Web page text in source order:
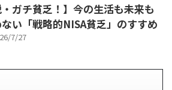
・ガチ貧乏！】今の生活も未来も
い「戦略的NISA貧乏」のすすめ
7/27